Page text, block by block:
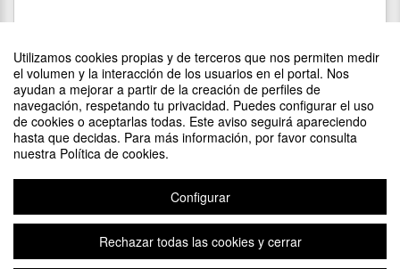
Utilizamos cookies propias y de terceros que nos permiten medir
el volumen y la interacción de los usuarios en el portal. Nos
ayudan a mejorar a partir de la creación de perfiles de
navegación, respetando tu privacidad. Puedes configurar el uso
de cookies o aceptarlas todas. Este aviso seguirá apareciendo
hasta que decidas. Para más información, por favor consulta
nuestra Política de cookies.
Configurar
Rechazar todas las cookies y cerrar
DIFUNDE TU EVENTO PONIENDO EL SIGUIENTE CÓDIGO
EN TU SITIO